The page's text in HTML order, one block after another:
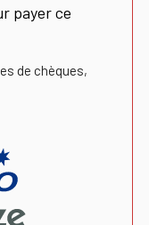
payer ce
de chèques,